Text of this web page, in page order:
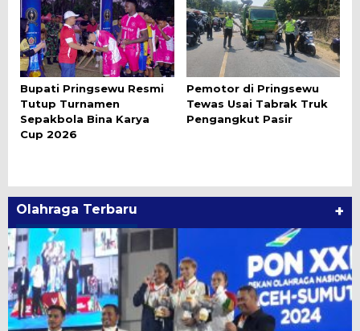
Bupati Pringsewu Resmi
Tutup Turnamen
Sepakbola Bina Karya
Cup 2026
Pemotor di Pringsewu
Tewas Usai Tabrak Truk
Pengangkut Pasir
Olahraga Terbaru +